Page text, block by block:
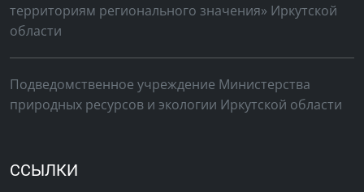
территориям регионального значения» Иркутской
области
Подведомственное учреждение Министерства
природных ресурсов и экологии Иркутской области
ССЫЛКИ